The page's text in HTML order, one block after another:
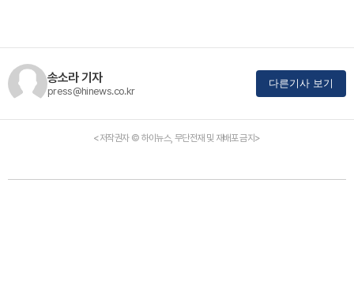
송소라 기자
press@hinews.co.kr
다른기사 보기
<저작권자 © 하이뉴스, 무단전재 및 재배포 금지>